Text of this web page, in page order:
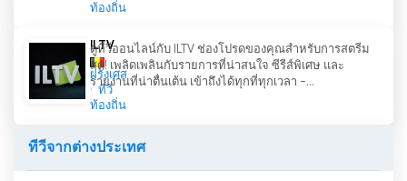
ท้องถิ่นในการแสดงผลงานและความสำเร็จของตน ซึ่ง
โดยสรุปแล้ว Boukè (ช่อง C) เป็นช่องโทรทัศน์ระดับ
ใช้และนำเสนอตัวเลือกการรับชมออนไลน์ ความมุ่งมั่น
ท้องถิ่น
ILTV
ฝรั่งเศส
ทีวี
ท้องถิ่น
ดูทีวีออนไลน์กับ ILTV ช่องโปรดของคุณสำหรับการสตรีม
สด! เพลิดเพลินกับรายการที่น่าสนใจ ซีรีส์พิเศษ และ
รายงานที่น่าตื่นเต้น เข้าถึงได้ทุกที่ทุกเวลา -...
ทีวีจากต่างประเทศ